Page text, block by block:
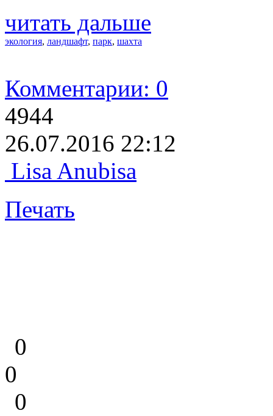
читать дальше
экология, ландшафт, парк, шахта
Комментарии: 0
4944
26.07.2016 22:12
Lisa Anubisa
Печать
0
0
0